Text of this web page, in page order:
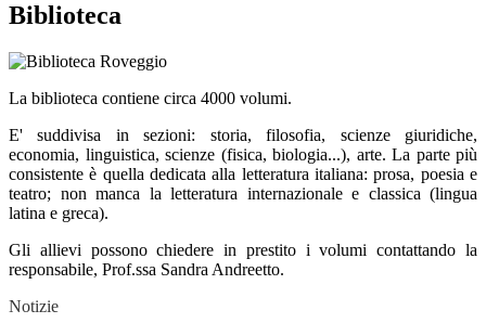
Biblioteca
La biblioteca contiene circa 4000 volumi.
E' suddivisa in sezioni: storia, filosofia, scienze giuridiche,
economia, linguistica, scienze (fisica, biologia...), arte. La parte più
consistente è quella dedicata alla letteratura italiana: prosa, poesia e
teatro; non manca la letteratura internazionale e classica (lingua
latina e greca).
Gli allievi possono chiedere in prestito i volumi contattando la
responsabile, Prof.ssa Sandra Andreetto.
Notizie